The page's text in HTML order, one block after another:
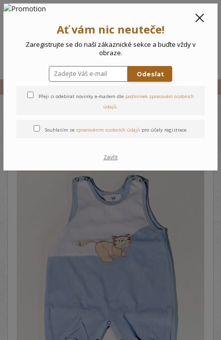
Kojenecké dupačky Kočička
Ať vám nic neuteče!
Zaregistrujte se do naší zákaznické sekce a buďte vždy v
obraze.
Odeslat
Přeji si odebírat novinky e-mailem dle podmínek zpracování osobních
údajů.
Souhlasím se zpracováním osobních údajů pro účely registrace.
Zavřít